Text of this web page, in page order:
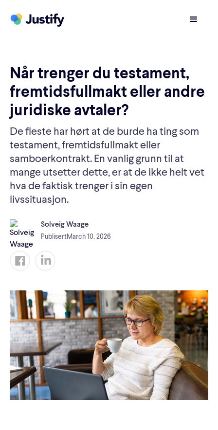
Når trenger du testament,
fremtidsfullmakt eller andre
juridiske avtaler?
De fleste har hørt at de burde ha ting som
testament, fremtidsfullmakt eller
samboerkontrakt. En vanlig grunn til at
mange utsetter dette, er at de ikke helt vet
hva de faktisk trenger i sin egen
livssituasjon.
Solveig Waage
PublisertMarch 10, 2026